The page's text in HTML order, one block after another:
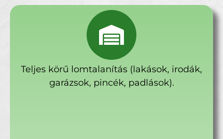
Teljes körű lomtalanítás (lakások, irodák,
garázsok, pincék, padlások).